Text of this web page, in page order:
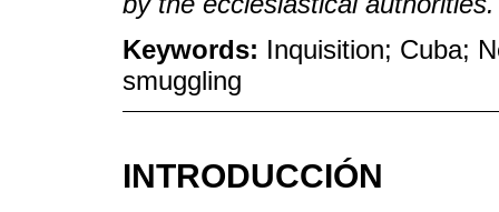
Keywords: Inquisition; Cuba;
smuggling
INTRODUCCIÓN